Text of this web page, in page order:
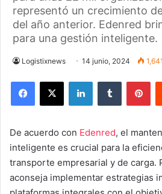
representó un crecimiento
del año anterior. Edenred
para una gestión inteligente.
Logistixnews 14 junio, 2024 1,641
De acuerdo con Edenred, el
inteligente es crucial para la
transporte empresarial y de carga.
aconseja implementar estrategias